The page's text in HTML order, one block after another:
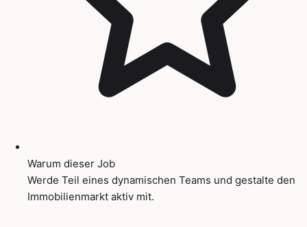
Warum dieser Job
Werde Teil eines dynamischen Teams und gestalte den
Immobilienmarkt aktiv mit.